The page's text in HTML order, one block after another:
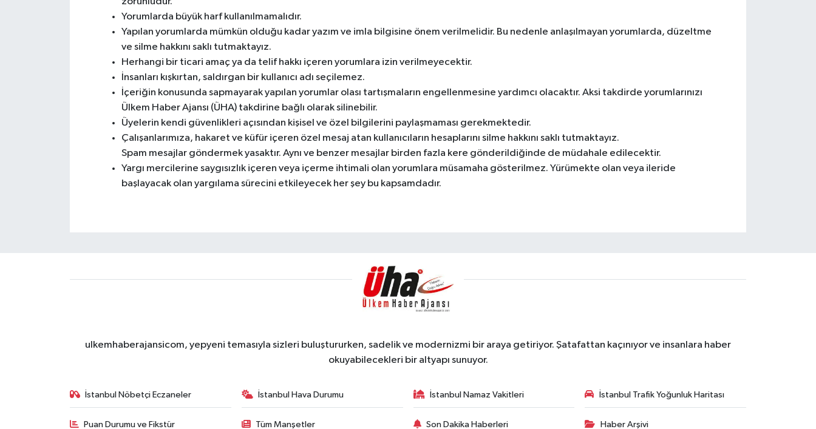
Yorumlarda büyük harf kullanılmamalıdır.
Yapılan yorumlarda mümkün olduğu kadar yazım ve imla bilgisine önem verilmelidir. Bu nedenle anlaşılmayan yorumlarda, düzeltme
ve silme hakkını saklı tutmaktayız.
Herhangi bir ticari amaç ya da telif hakkı içeren yorumlara izin verilmeyecektir.
İnsanları kışkırtan, saldırgan bir kullanıcı adı seçilemez.
İçeriğin konusunda sapmayarak yapılan yorumlar olası tartışmaların engellenmesine yardımcı olacaktır. Aksi takdirde yorumlarınızı
Ülkem Haber Ajansı (ÜHA) takdirine bağlı olarak silinebilir.
Üyelerin kendi güvenlikleri açısından kişisel ve özel bilgilerini paylaşmaması gerekmektedir.
Çalışanlarımıza, hakaret ve küfür içeren özel mesaj atan kullanıcıların hesaplarını silme hakkını saklı tutmaktayız.
Spam mesajlar göndermek yasaktır. Aynı ve benzer mesajlar birden fazla kere gönderildiğinde de müdahale edilecektir.
Yargı mercilerine saygısızlık içeren veya içerme ihtimali olan yorumlara müsamaha gösterilmez. Yürümekte olan veya ileride
başlayacak olan yargılama sürecini etkileyecek her şey bu kapsamdadır.
ulkemhaberajansicom, yepyeni temasıyla sizleri buluştururken, sadelik ve modernizmi bir araya getiriyor. Şatafattan kaçınıyor ve insanlara haber
okuyabilecekleri bir altyapı sunuyor.
İstanbul Nöbetçi Eczaneler İstanbul Hava Durumu İstanbul Namaz Vakitleri İstanbul Trafik Yoğunluk Haritası
Puan Durumu ve Fikstür Tüm Manşetler Son Dakika Haberleri Haber Arşivi